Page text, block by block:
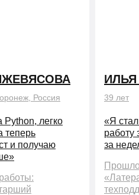
легко
теперь
и получаю
Россия
«Я
работу
за
39 лет